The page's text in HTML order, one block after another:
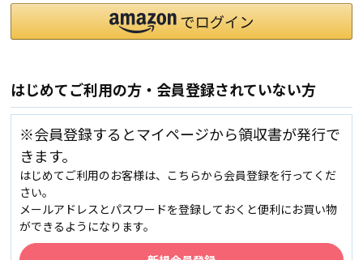
はじめてご利用の方・会員登録されていない方
※会員登録するとマイページから領収書が発行で
きます。
はじめてご利用のお客様は、こちらから会員登録を行ってくだ
さい。
メールアドレスとパスワードを登録しておくと便利にお買い物
ができるようになります。